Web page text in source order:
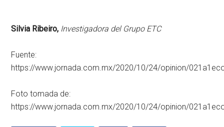
Silvia Ribeiro, Investigadora del Grupo ETC
Fuente:
https://www.jornada.com.mx/2020/10/24/opinion/
Foto tomada de:
https://www.jornada.com.mx/2020/10/24/opinion/